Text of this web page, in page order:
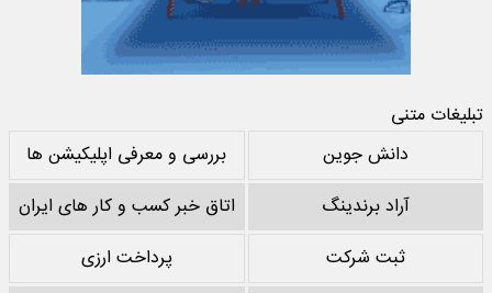
تبلیغات متنی
دانش جوین
بررسی و معرفی اپلیکیشن ها
آراد برندینگ
اتاق خبر کسب و کار های ایران
ثبت شرکت
پرداخت ارزی